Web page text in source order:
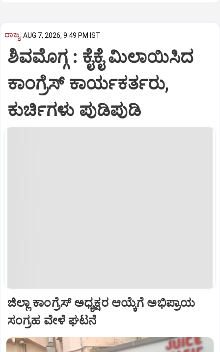
ರಾಜ್ಯ AUG 7, 2026, 9:49 PM IST
ಶಿವಮೊಗ್ಗ : ಕೈಕೈ ಮಿಲಾಯಿಸಿದ
ಕಾಂಗ್ರೆಸ್ ಕಾರ್ಯಕರ್ತರು,
ಕುರ್ಚಿಗಳು ಪುಡಿಪುಡಿ
ಜಿಲ್ಲಾ ಕಾಂಗ್ರೆಸ್ ಅಧ್ಯಕ್ಷರ ಆಯ್ಕೆಗೆ ಅಭಿಪ್ರಾಯ
ಸಂಗ್ರಹ ವೇಳೆ ಘಟನೆ